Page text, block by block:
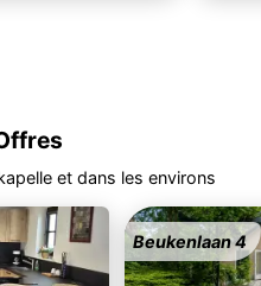
et dans les environs
Beukenlaan 4